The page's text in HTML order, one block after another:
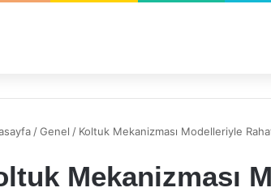
/Genel / Koltuk Mekanizması Modelleriyle
Mekanizması